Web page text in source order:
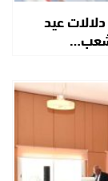
عيد